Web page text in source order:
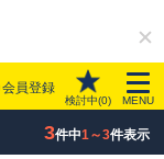
会員登録
検討中(0) MENU
3件中1～3件表示